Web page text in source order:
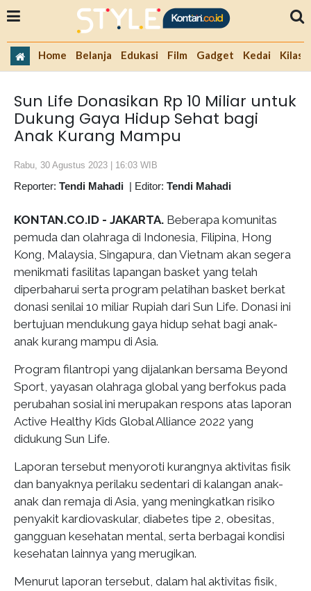
Home Belanja Edukasi Film Gadget Kedai Kilas
Sun Life Donasikan Rp 10 Miliar untuk
Dukung Gaya Hidup Sehat bagi
Anak Kurang Mampu
Rabu, 30 Agustus 2023 | 16:03 WIB
Reporter: Tendi Mahadi | Editor: Tendi Mahadi
KONTAN.CO.ID - JAKARTA. Beberapa komunitas
pemuda dan olahraga di Indonesia, Filipina, Hong
Kong, Malaysia, Singapura, dan Vietnam akan segera
menikmati fasilitas lapangan basket yang telah
diperbaharui serta program pelatihan basket berkat
donasi senilai 10 miliar Rupiah dari Sun Life. Donasi ini
bertujuan mendukung gaya hidup sehat bagi anak-
anak kurang mampu di Asia.
Program filantropi yang dijalankan bersama Beyond
Sport, yayasan olahraga global yang berfokus pada
perubahan sosial ini merupakan respons atas laporan
Active Healthy Kids Global Alliance 2022 yang
didukung Sun Life.
Laporan tersebut menyoroti kurangnya aktivitas fisik
dan banyaknya perilaku sedentari di kalangan anak-
anak dan remaja di Asia, yang meningkatkan risiko
penyakit kardiovaskular, diabetes tipe 2, obesitas,
gangguan kesehatan mental, serta berbagai kondisi
kesehatan lainnya yang merugikan.
Menurut laporan tersebut, dalam hal aktivitas fisik,